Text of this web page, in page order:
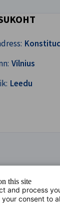
Vilnius
Leedu
this site
and process
consent to